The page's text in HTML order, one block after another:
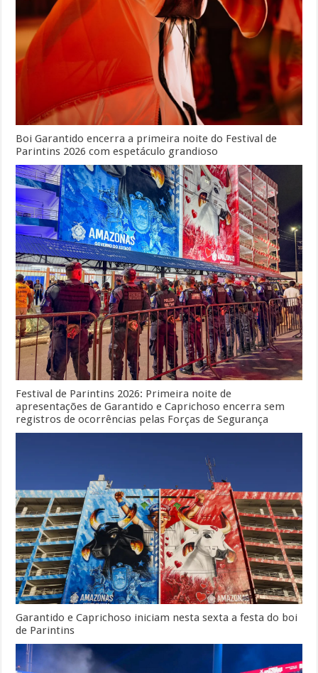
Boi Garantido encerra a primeira noite do Festival de
Parintins 2026 com espetáculo grandioso
Festival de Parintins 2026: Primeira noite de
apresentações de Garantido e Caprichoso encerra sem
registros de ocorrências pelas Forças de Segurança
Garantido e Caprichoso iniciam nesta sexta a festa do boi
de Parintins